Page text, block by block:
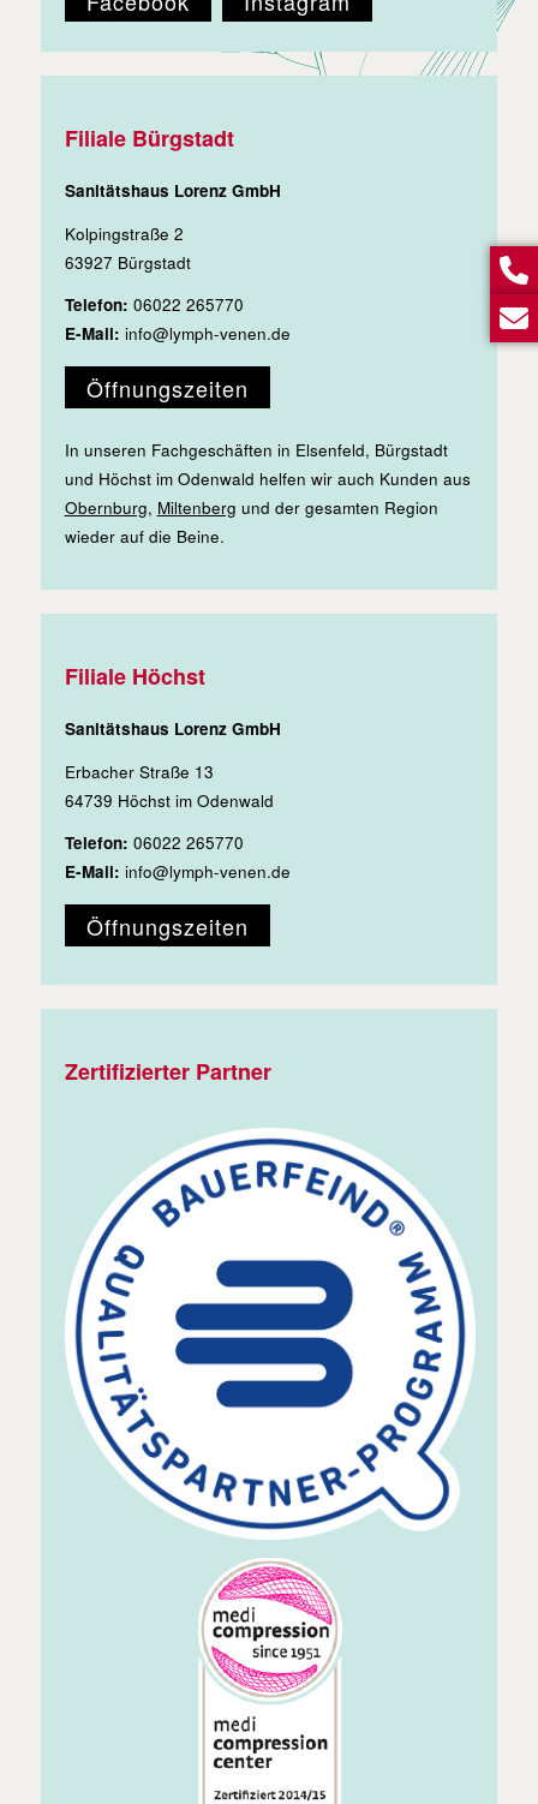
Filiale Bürgstadt
Sanitätshaus Lorenz GmbH
Kolpingstraße 2
63927 Bürgstadt
Telefon: 06022 265770
E-Mail: info@lymph-venen.de
Öffnungszeiten
In unseren Fachgeschäften in Elsenfeld, Bürgstadt
und Höchst im Odenwald helfen wir auch Kunden aus
Obernburg, Miltenberg und der gesamten Region
wieder auf die Beine.
Filiale Höchst
Sanitätshaus Lorenz GmbH
Erbacher Straße 13
64739 Höchst im Odenwald
Telefon: 06022 265770
E-Mail: info@lymph-venen.de
Öffnungszeiten
Zertifizierter Partner